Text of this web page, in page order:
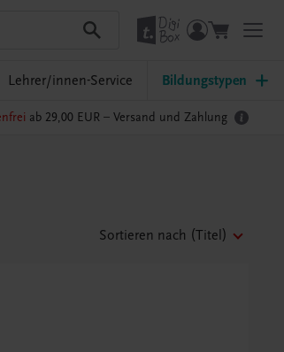
Lehrer/innen-Service Bildungstypen
ab 29,00 EUR – Versand und Zahlung
Sortieren nach (Titel)